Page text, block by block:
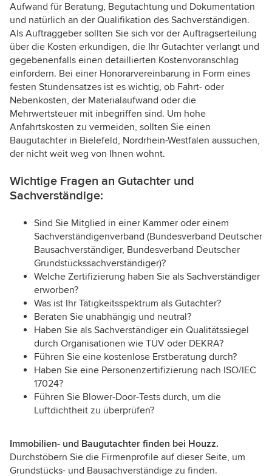
Aufwand für Beratung, Begutachtung und Dokumentation
und natürlich an der Qualifikation des Sachverständigen.
Als Auftraggeber sollten Sie sich vor der Auftragserteilung
über die Kosten erkundigen, die Ihr Gutachter verlangt und
gegebenenfalls einen detaillierten Kostenvoranschlag
einfordern. Bei einer Honorarvereinbarung in Form eines
festen Stundensatzes ist es wichtig, ob Fahrt- oder
Nebenkosten, der Materialaufwand oder die
Mehrwertsteuer mit inbegriffen sind. Um hohe
Anfahrtskosten zu vermeiden, sollten Sie einen
Baugutachter in Bielefeld, Nordrhein-Westfalen aussuchen,
der nicht weit weg von Ihnen wohnt.
Wichtige Fragen an Gutachter und
Sachverständige:
Sind Sie Mitglied in einer Kammer oder einem
Sachverständigenverband (Bundesverband Deutscher
Bausachverständiger, Bundesverband Deutscher
Grundstückssachverständiger)?
Welche Zertifizierung haben Sie als Sachverständiger
erworben?
Was ist Ihr Tätigkeitsspektrum als Gutachter?
Beraten Sie unabhängig und neutral?
Haben Sie als Sachverständiger ein Qualitätssiegel
durch Organisationen wie TÜV oder DEKRA?
Führen Sie eine kostenlose Erstberatung durch?
Haben Sie eine Personenzertifizierung nach ISO/IEC
17024?
Führen Sie Blower-Door-Tests durch, um die
Luftdichtheit zu überprüfen?
Immobilien- und Baugutachter finden bei Houzz.
Durchstöbern Sie die Firmenprofile auf dieser Seite, um
Grundstücks- und Bausachverständige zu finden.